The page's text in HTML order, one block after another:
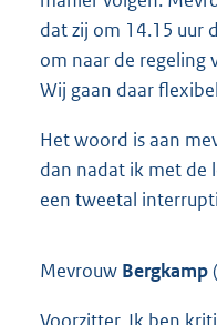
dat zij om 14.15 uur
om naar de regeling
Wij gaan daar
Het woord is aan
dan nadat ik met de
een tweetal
Mevrouw Bergkamp